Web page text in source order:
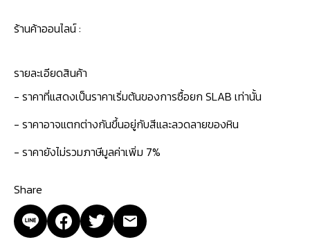
ร้านค้าออนไลน์ :
รายละเอียดสินค้า
- ราคาที่แสดงเป็นราคาเริ่มต้นของการซื้อยก SLAB เท่านั้น
- ราคาอาจแตกต่างกันขึ้นอยู่กับสีและลวดลายของหิน
- ราคายังไม่รวมภาษีมูลค่าเพิ่ม 7%
Share